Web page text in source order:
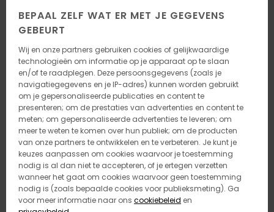
BEPAAL ZELF WAT ER MET JE GEGEVENS
GEBEURT
Wij en onze partners gebruiken cookies of gelijkwaardige
technologieën om informatie op je apparaat op te slaan
en/of te raadplegen. Deze persoonsgegevens (zoals je
navigatiegegevens en je IP-adres) kunnen worden gebruikt
om je gepersonaliseerde publicaties en content te
presenteren; om de prestaties van advertenties en content te
meten; om gepersonaliseerde advertenties te leveren; om
meer te weten te komen over hun publiek; om de producten
van onze partners te ontwikkelen en te verbeteren. Je kunt je
keuzes aanpassen om cookies waarvoor je toestemming
nodig is al dan niet te accepteren, of je ertegen verzetten
wanneer het gaat om cookies waarvoor geen toestemming
nodig is (zoals bepaalde cookies voor publieksmeting). Ga
voor meer informatie naar ons cookiebeleid en